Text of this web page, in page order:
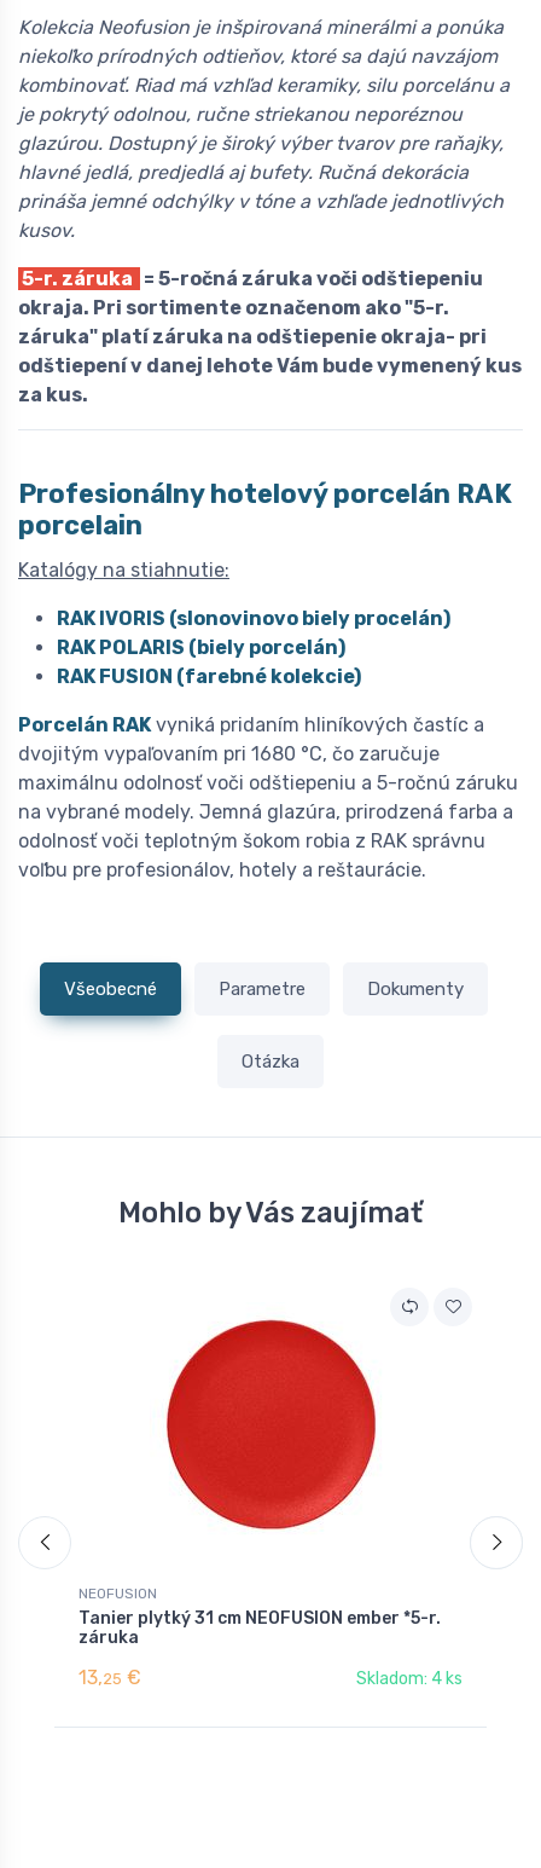
Kolekcia Neofusion je inšpirovaná minerálmi a ponúka
niekoľko prírodných odtieňov, ktoré sa dajú navzájom
kombinovať. Riad má vzhľad keramiky, silu porcelánu a
je pokrytý odolnou, ručne striekanou neporéznou
glazúrou. Dostupný je široký výber tvarov pre raňajky,
hlavné jedlá, predjedlá aj bufety. Ručná dekorácia
prináša jemné odchýlky v tóne a vzhľade jednotlivých
kusov.
5-r. záruka = 5-ročná záruka voči odštiepeniu
okraja. Pri sortimente označenom ako "5-r.
záruka" platí záruka na odštiepenie okraja- pri
odštiepení v danej lehote Vám bude vymenený kus
za kus.
Profesionálny hotelový porcelán RAK
porcelain
Katalógy na stiahnutie:
RAK IVORIS (slonovinovo biely procelán)
RAK POLARIS (biely porcelán)
RAK FUSION (farebné kolekcie)
Porcelán RAKvyniká pridaním hliníkových častíc a
dvojitým vypaľovaním pri 1680 °C, čo zaručuje
maximálnu odolnosť voči odštiepeniu a 5-ročnú záruku
na vybrané modely. Jemná glazúra, prirodzená farba a
odolnosť voči teplotným šokom robia z RAK správnu
voľbu pre profesionálov, hotely a reštaurácie.
Všeobecné Parametre Dokumenty
Otázka
Mohlo by Vás zaujímať
NEOFUSION
Tanier plytký 31 cm NEOFUSION ember *5-r.
záruka
13,25 € Skladom: 4 ks